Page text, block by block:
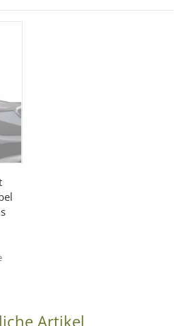
Artikel